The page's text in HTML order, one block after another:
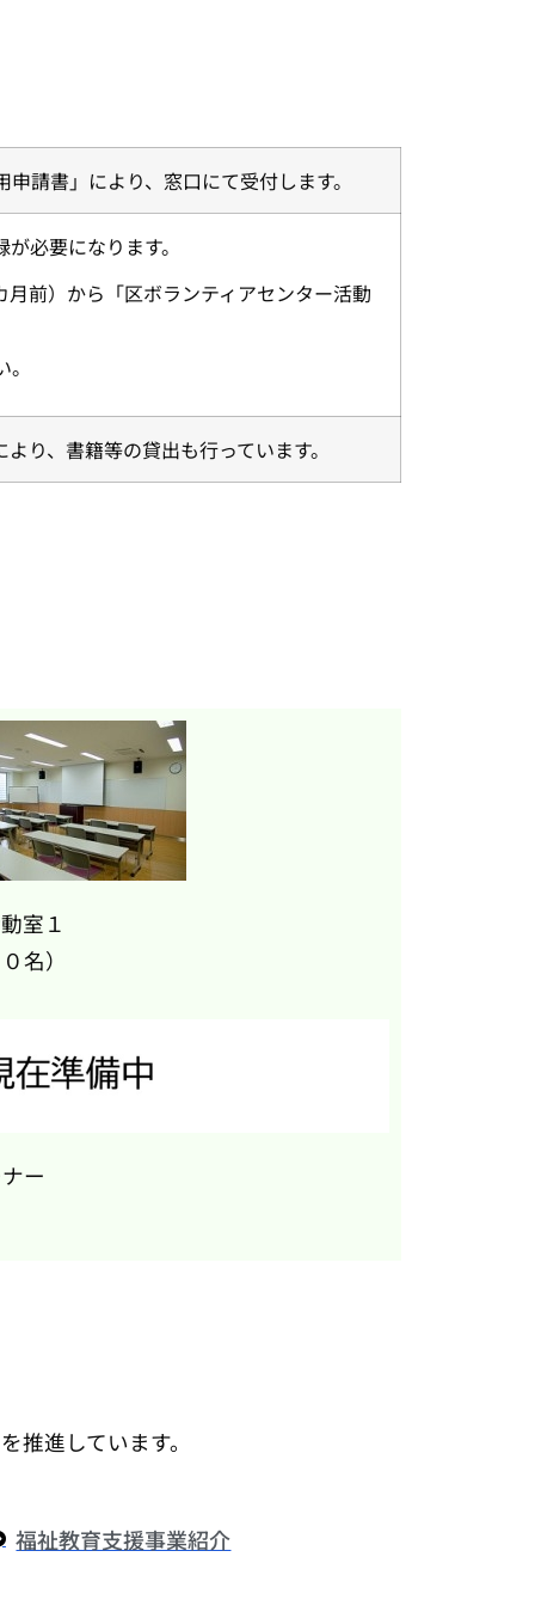
請書」により、窓口にて受付します。
必要になります。
前）から「区ボランティアセンター活動
り、書籍等の貸出も行っています。
室１
）
ー
進しています。
福祉教育支援事業紹介